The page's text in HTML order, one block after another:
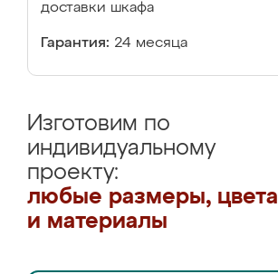
доставки шкафа
Гарантия: 24 месяца
Изготовим по
индивидуальному
проекту:
любые размеры, цвета
и материалы